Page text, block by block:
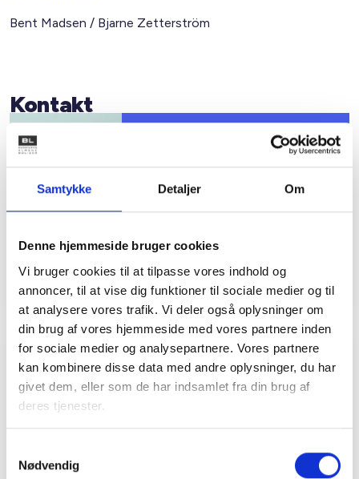
Samtykke Detaljer Om
Denne hjemmeside bruger cookies
Vi bruger cookies til at tilpasse vores indhold og
annoncer, til at vise dig funktioner til sociale medier og til
at analysere vores trafik. Vi deler også oplysninger om
din brug af vores hjemmeside med vores partnere inden
for sociale medier og analysepartnere. Vores partnere
kan kombinere disse data med andre oplysninger, du har
givet dem, eller som de har indsamlet fra din brug af
deres tjenester.
Nødvendig
Bent Madsen / Bjarne Zetterström
Kontakt
Mail: bma@bl.dk
Relateret indhold Viden
BL INFORMERER
ejendomme skal være klar senest 1. januar